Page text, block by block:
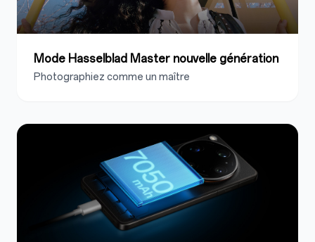
Mode Hasselblad Master nouvelle génération
Photographiez comme un maître